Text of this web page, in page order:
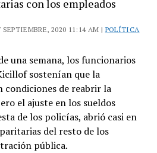
con los empleados
2020 11:14 AM | POLÍTICA
una semana, los funcionarios
sostenían que la
condiciones de reabrir la
el ajuste en los sueldos
de los policías, abrió casi en
del resto de los
pública.